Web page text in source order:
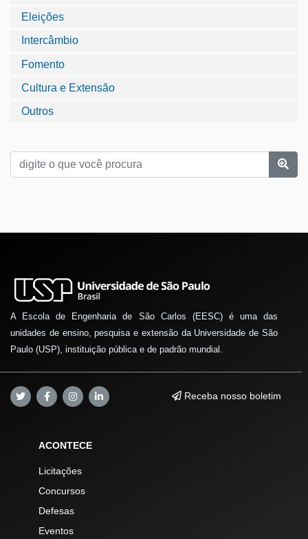
Eleições
Intercâmbio
Fomento
Cultura e Extensão
Outros
A Escola de Engenharia de São Carlos (EESC) é uma das
unidades de ensino, pesquisa e extensão da Universidade de São
Paulo (USP), instituição pública e de padrão mundial.
Receba nosso boletim
ACONTECE
Licitações
Concursos
Defesas
Eventos